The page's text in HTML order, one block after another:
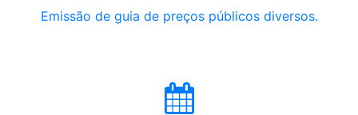
Emissão de guia de preços públicos diversos.